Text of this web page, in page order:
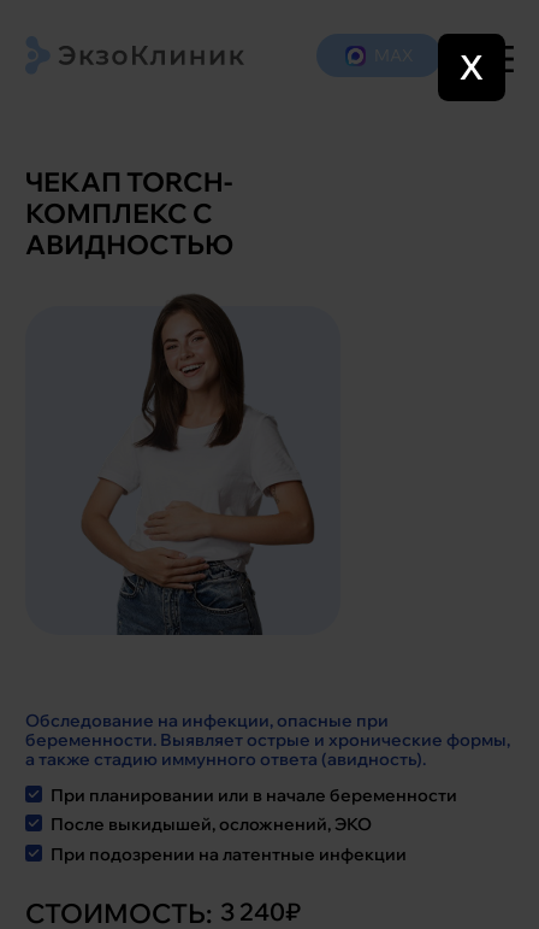
ЧЕКАП TORCH-
КОМПЛЕКС С
АВИДНОСТЬЮ
Обследование на инфекции, опасные при
беременности. Выявляет острые и хронические формы,
а также стадию иммунного ответа (авидность).
При планировании или в начале беременности
После выкидышей, осложнений, ЭКО
При подозрении на латентные инфекции
СТОИМОСТЬ: 3 240₽
X